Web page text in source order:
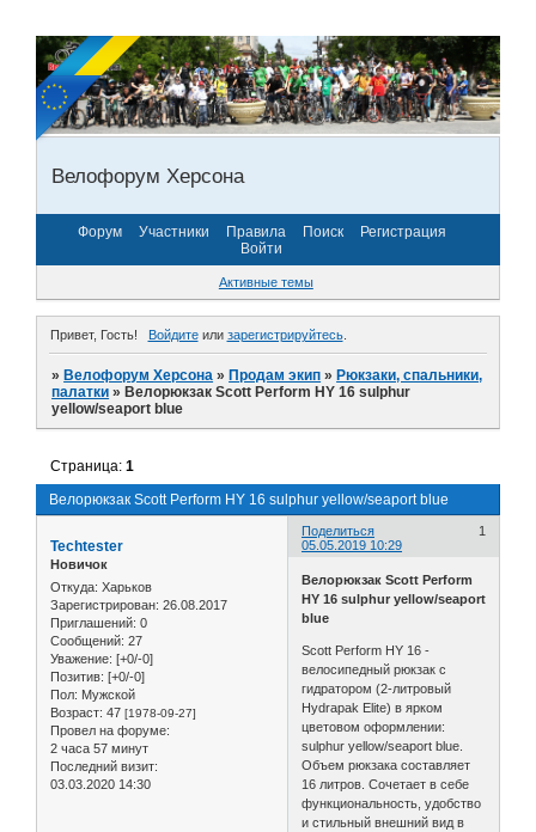
Велофорум Херсона
Форум Участники Правила Поиск
Регистрация
Войти
Активные темы
Привет, Гость! Войдитеили зарегистрируйтесь.
»Велофорум Херсона »Продам экип »Рюкзаки, спальники,
палатки »Велорюкзак Scott Perform HY 16 sulphur
yellow/seaport blue
Велорюкзак Scott Perform HY 16 sulphur yellow/seaport blue
Страница:1
Поделиться
1
05.05.2019 10:29
Techtester
Новичок
Откуда: Харьков
Зарегистрирован: 26.08.2017
Приглашений: 0
Сообщений: 27
Уважение: [+0/-0]
Позитив: [+0/-0]
Пол: Мужской
Возраст: 47 [1978-09-27]
Провел на форуме:
2 часа 57 минут
Последний визит:
03.03.2020 14:30
Велорюкзак Scott Perform
HY 16 sulphur yellow/seaport
blue
Scott Perform HY 16 -
велосипедный рюкзак с
гидратором (2-литровый
Hydrapak Elite) в ярком
цветовом оформлении:
sulphur yellow/seaport blue.
Объем рюкзака составляет
16 литров. Сочетает в себе
функциональность, удобство
и стильный внешний вид в